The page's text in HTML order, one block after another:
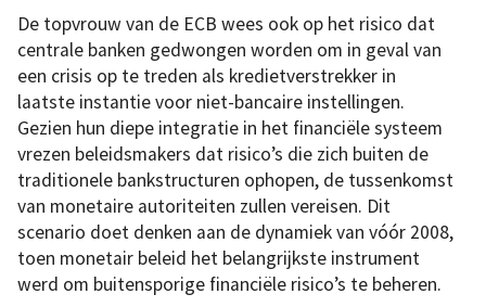
De topvrouw van de ECB wees ook op het risico dat
centrale banken gedwongen worden om in geval van
een crisis op te treden als kredietverstrekker in
laatste instantie voor niet-bancaire instellingen.
Gezien hun diepe integratie in het financiële systeem
vrezen beleidsmakers dat risico’s die zich buiten de
traditionele bankstructuren ophopen, de tussenkomst
van monetaire autoriteiten zullen vereisen. Dit
scenario doet denken aan de dynamiek van vóór 2008,
toen monetair beleid het belangrijkste instrument
werd om buitensporige financiële risico’s te beheren.